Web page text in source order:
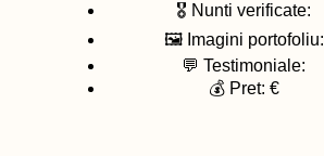
🎖️ Nunti verificate:
🖼️ Imagini portofoliu:
💬 Testimoniale:
💰 Pret: €